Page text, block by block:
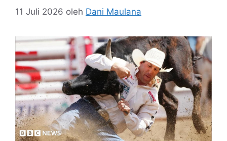
11 Juli 2026 oleh Dani Maulana